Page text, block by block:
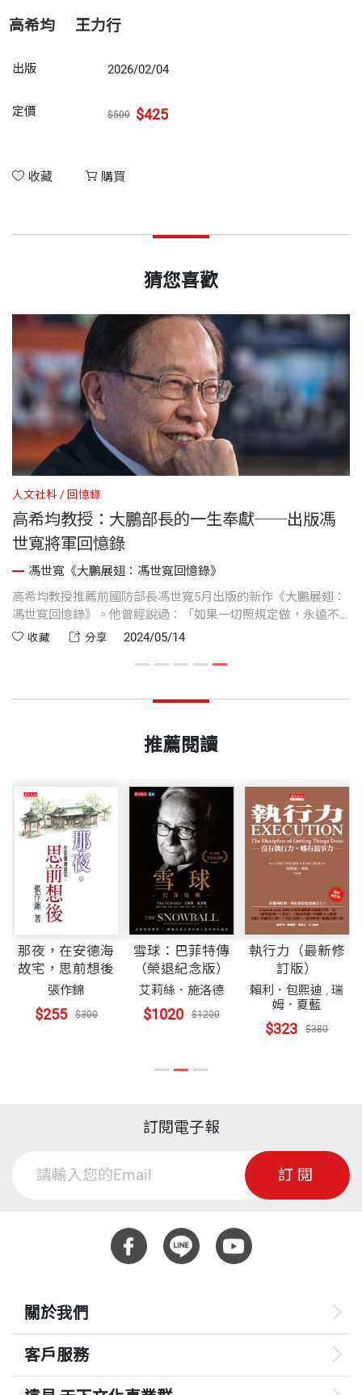
高希均 王力行
出版 2026/02/04
定價 $500 $425
收藏 購買
猜您喜歡
人文社科 回憶錄
高希均教授：大鵬部長的一生奉獻──出版馮
世寬將軍回憶錄
馮世寬《大鵬展翅：馮世寬回憶錄》
高希均教授推薦前國防部長馮世寬5月出版的新作《大鵬展翅：
馮世寬回憶錄》。他曾經說過：「如果一切照規定做，永遠不
會有進步。」他敢挑戰現狀，改變現狀。馮將軍這位傳主，在
的期望能落實：「大鵬展翅，和平高飛。」
收藏 分享 2024/05/14
推薦閱讀
那夜，在安德海
故宅，思前想後
張作錦
$255 $300
雪球：巴菲特傳
（榮退紀念版）
艾莉絲．施洛德
$1020 $1200
執行力（最新修
訂版）
賴利．包熙迪 ,瑞
姆．夏藍
$323 $380
訂閱電子報
訂閱
關於我們
客戶服務